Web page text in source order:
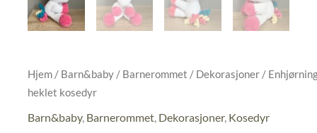
Hjem / Barn&baby / Barnerommet / Dekorasjoner /
heklet kosedyr
Barn&baby, Barnerommet Dekorasjoner, Kosedyr